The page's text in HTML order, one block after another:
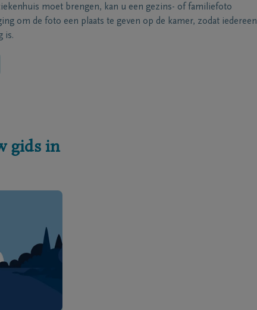
moet brengen, kan u een gezins- of familiefoto
om de foto een plaats te geven op de kamer, zodat iedereen
is.
gids in